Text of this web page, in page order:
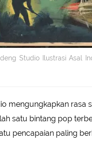
Studio Ilustrasi Asal
mengungkapkan rasa
satu bintang pop
pencapaian paling